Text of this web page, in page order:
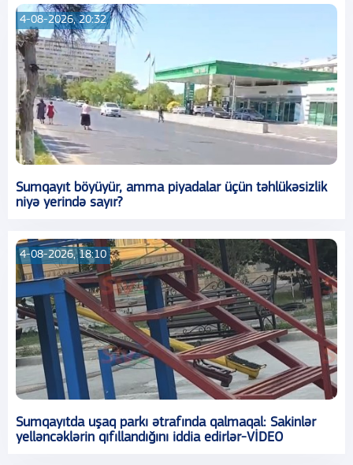
4-08-2026, 20:32
Sumqayıt böyüyür, amma piyadalar üçün təhlükəsizlik
niyə yerində sayır?
4-08-2026, 18:10
Sumqayıtda uşaq parkı ətrafında qalmaqal: Sakinlər
yelləncəklərin qıfıllandığını iddia edirlər-VİDEO